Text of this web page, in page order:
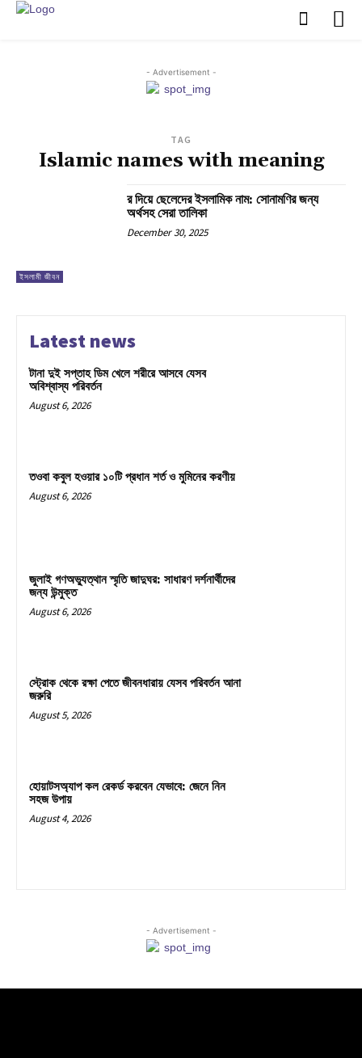
- Advertisement -
TAG
Islamic names with meaning
ইসলামী জীবন
র দিয়ে ছেলেদের ইসলামিক নাম: সোনামণির জন্য
অর্থসহ সেরা তালিকা
December 30, 2025
Latest news
টানা দুই সপ্তাহ ডিম খেলে শরীরে আসবে যেসব
অবিশ্বাস্য পরিবর্তন
August 6, 2026
তওবা কবুল হওয়ার ১০টি প্রধান শর্ত ও মুমিনের করণীয়
August 6, 2026
জুলাই গণঅভ্যুত্থান স্মৃতি জাদুঘর: সাধারণ দর্শনার্থীদের
জন্য উন্মুক্ত
August 6, 2026
স্ট্রোক থেকে রক্ষা পেতে জীবনধারায় যেসব পরিবর্তন আনা
জরুরি
August 5, 2026
হোয়াটসঅ্যাপ কল রেকর্ড করবেন যেভাবে: জেনে নিন
সহজ উপায়
August 4, 2026
- Advertisement -